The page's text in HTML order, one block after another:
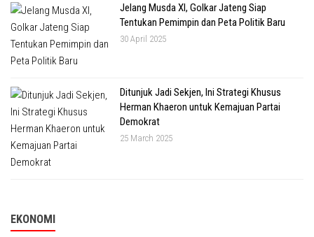
Jelang Musda XI, Golkar Jateng Siap
Tentukan Pemimpin dan Peta Politik Baru
30 April 2025
Ditunjuk Jadi Sekjen, Ini Strategi Khusus
Herman Khaeron untuk Kemajuan Partai
Demokrat
25 March 2025
EKONOMI